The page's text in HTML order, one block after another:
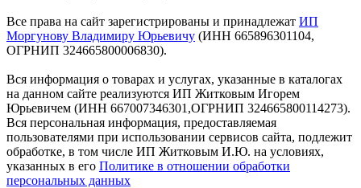
Все права на сайт зарегистрированы и принадлежат ИП
Моргунову Владимиру Юрьевичу (ИНН 665896301104,
ОГРНИП 324665800006830).
Вся информация о товарах и услугах, указанные в каталогах
на данном сайте реализуются ИП Житковым Игорем
Юрьевичем (ИНН 667007346301,ОГРНИП 324665800114273).
Вся персональная информация, предоставляемая
пользователями при использовании сервисов сайта, подлежит
обработке, в том числе ИП Житковым И.Ю. на условиях,
указанных в его Политике в отношении обработки
персональных данных